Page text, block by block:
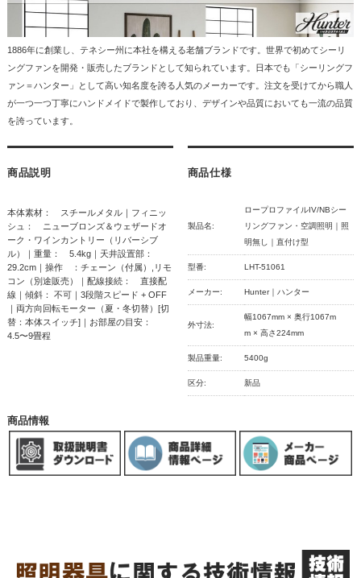
1886年に創業し、テネシー州に本社を構える老舗ブランドです。世界で初めてシーリ
ングファンを開発・販売したブランドとして知られています。日本でも「シーリングフ
ァン＝ハンター」として高い知名度を誇る人気のメーカーです。注文を受けてから職人
が一つ一つ丁寧にハンドメイドで製作しており、デザインや品質においても一流の品質
を誇っています。
商品説明
本体素材： スチールメタル｜フィニッ
シュ： ニューブロンズ＆ウェザードオ
ーク・ワインカントリー（リバーシブ
ル）｜重量： 5.4kg｜天井設置部：
29.2cm｜操作 ：チェーン（付属）,リモ
コン（別途販売）｜配線接続： 直接配
線｜傾斜： 不可｜3段階スピード + OFF
｜両方向回転モーター（夏・冬切替）[切
替：本体スイッチ]｜お部屋の目安：
4.5〜9畳程
商品仕様
製品名:
ロープロファイルIV/NBシー
リングファン・空調照明｜照
明無し｜直付け型
型番: LHT-51061
メーカー: Hunter｜ハンター
外寸法:
幅1067mm × 奥行1067m
m × 高さ224mm
製品重量: 5400g
区分: 新品
商品情報